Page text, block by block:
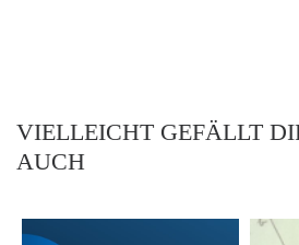
VIELLEICHT GEFÄLLT
AUCH